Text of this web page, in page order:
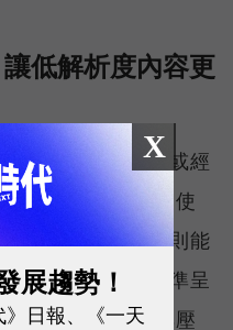
低解析度內容更
分析解析度較低或經
、紋理與雜訊，使
晰。True RGB 則能
色彩與對比度精準呈
始片源解析度與壓
X
展趨勢！
日報、《一天